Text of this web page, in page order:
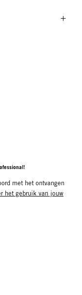
met het ontvangen
het gebruik van jouw